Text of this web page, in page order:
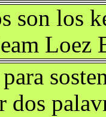
son los
Loez
dos